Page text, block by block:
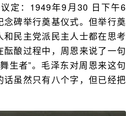
定：1949年9月30 日下午6
碑举行奠基仪式。但举行奠
民主党派民主人士都在思考
酿过程中，周恩来说了一句
生者”。毛泽东对周恩来这句
虽然只有八个字，但已经把